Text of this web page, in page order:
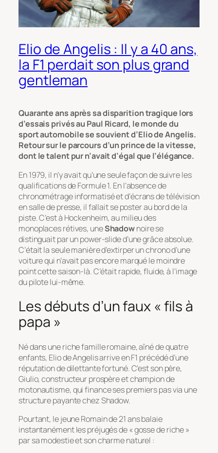
Elio de Angelis : Il y a 40 ans,
la F1 perdait son plus grand
gentleman
Quarante ans après sa disparition tragique lors
d’essais privés au Paul Ricard, le monde du
sport automobile se souvient d’Elio de Angelis.
Retour sur le parcours d’un prince de la vitesse,
dont le talent pur n’avait d’égal que l’élégance.
En 1979, il n’y avait qu’une seule façon de suivre les
qualifications de Formule 1. En l’absence de
chronométrage informatisé et d’écrans de télévision
en salle de presse, il fallait se poster au bord de la
piste. C’est à Hockenheim, au milieu des
monoplaces rétives, uneShadownoire se
distinguait par un power-slide d’une grâce absolue.
C’était la seule manière d’extirper un chrono d’une
voiture qui n’avait pas encore marqué le moindre
point cette saison-là. C’était rapide, fluide, à l’image
du pilote lui-même.
Les débuts d’un faux « fils à
papa »
Né dans une riche famille romaine, aîné de quatre
enfants, Elio de Angelis arrive en F1 précédé d’une
réputation de dilettante fortuné. C’est son père,
Giulio, constructeur prospère et champion de
motonautisme, qui finance ses premiers pas via une
structure payante chez Shadow.
Pourtant, le jeune Romain de 21 ans balaie
instantanément les préjugés de « gosse de riche »
par sa modestie et son charme naturel :